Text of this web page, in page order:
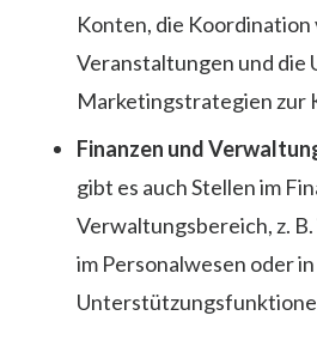
Konten, die Koordination
Veranstaltungen und die
Marketingstrategien zur
Finanzen und
gibt es auch Stellen im
Verwaltungsbereich, z.
im Personalwesen oder